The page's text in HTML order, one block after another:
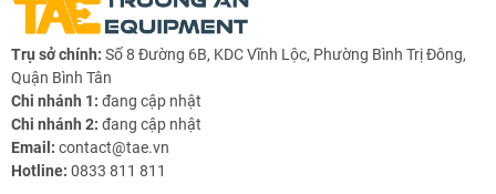
Trụ sở chính: Số 8 Đường 6B, KDC Vĩnh Lộc, Phường Bình Trị Đông,
Quận Bình Tân
Chi nhánh 1: đang cập nhật
Chi nhánh 2: đang cập nhật
Email: contact@tae.vn
Hotline: 0833 811 811